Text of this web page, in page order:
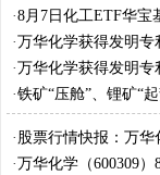
材料
·8月7日化工ETF华宝
料
·万华化学获得发明专
刨花板的制备方法”
·万华化学获得发明专
法”
·铁矿“压舱”、锂矿“
· 股票行情快报：万华
·万华化学（600309